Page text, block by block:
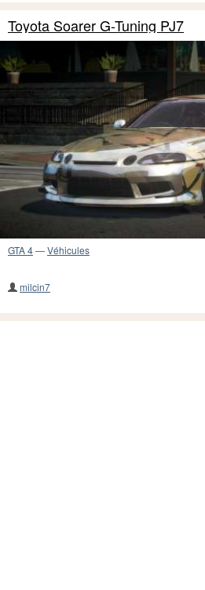
Toyota Soarer G-Tuning PJ7
GTA 4—Véhicules
milcin7